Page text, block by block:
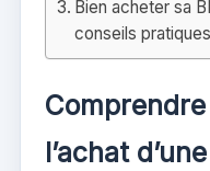
Bien acheter sa
conseils
l’achat